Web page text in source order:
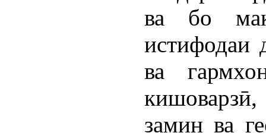
ва бо
истифодаи
ва
замин ва